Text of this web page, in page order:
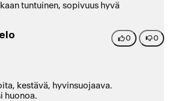
tuntuinen, sopivuus hyvä
0 0
kestävä, hyvinsuojaava.
huonoa.